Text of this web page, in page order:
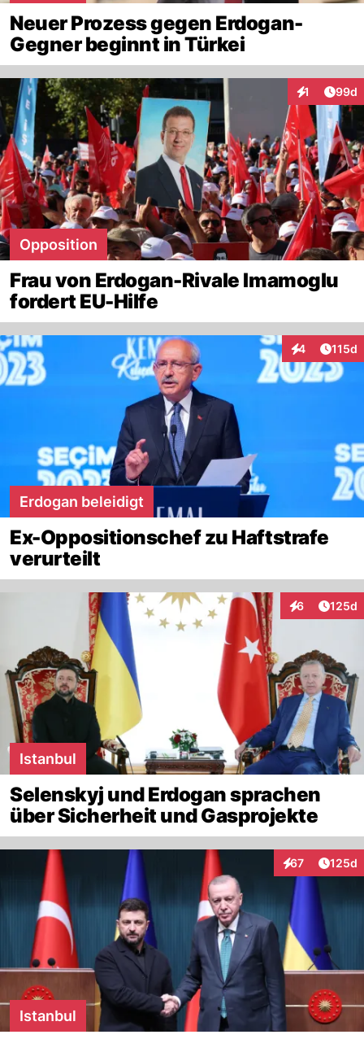
Neuer Prozess gegen Erdogan-
Gegner beginnt in Türkei
1
Interaktionen
99d
Opposition
Frau von Erdogan-Rivale Imamoglu
fordert EU-Hilfe
4
Interaktionen
115d
Erdogan beleidigt
Ex-Oppositionschef zu Haftstrafe
verurteilt
6
Interaktionen
125d
Istanbul
Selenskyj und Erdogan sprachen
über Sicherheit und Gasprojekte
67
Interaktionen
125d
Istanbul